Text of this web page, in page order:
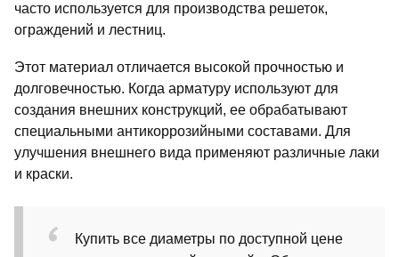
часто используется для производства решеток,
ограждений и лестниц.
Этот материал отличается высокой прочностью и
долговечностью. Когда арматуру используют для
создания внешних конструкций, ее обрабатывают
специальными антикоррозийными составами. Для
улучшения внешнего вида применяют различные лаки
и краски.
Купить все диаметры по доступной цене